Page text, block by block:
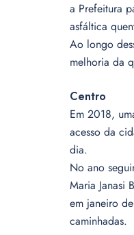
a Prefeitura
asfáltica
Ao longo
melhoria da
Centro
Em 2018,
acesso da
dia.
No ano
Maria Janasi
em janeiro
caminhadas.